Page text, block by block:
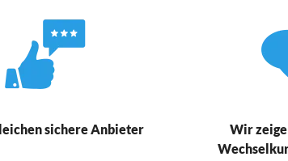
sichere Anbieter
Wir